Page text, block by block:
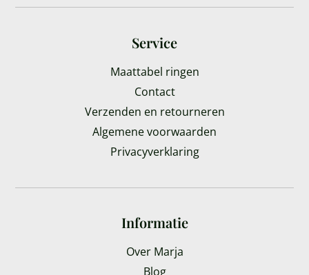
Service
Maattabel ringen
Contact
Verzenden en retourneren
Algemene voorwaarden
Privacyverklaring
Informatie
Over Marja
Blog